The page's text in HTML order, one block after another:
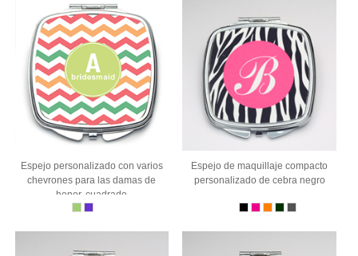
Espejo personalizado con varios
chevrones para las damas de
honor, cuadrado
Espejo de maquillaje compacto
personalizado de cebra negro